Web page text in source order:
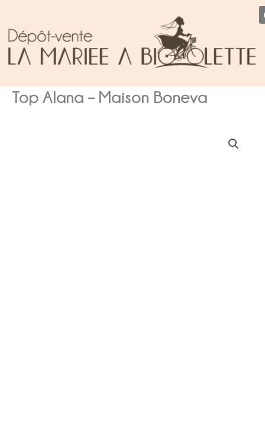
contenu
Top Alana – Maison Boneva